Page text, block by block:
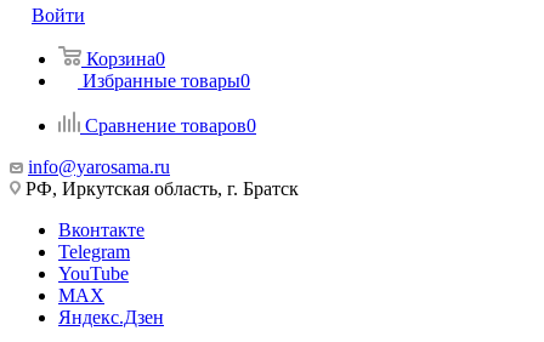
Войти
Корзина0
Избранные товары0
Сравнение товаров0
info@yarosama.ru
РФ, Иркутская область, г. Братск
Вконтакте
Telegram
YouTube
MAX
Яндекс.Дзен